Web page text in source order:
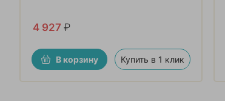
4 927 ₽
В корзину Купить в 1 клик